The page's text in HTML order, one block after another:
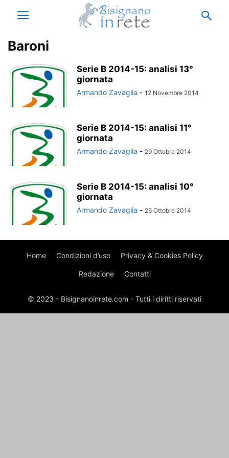
Baroni
Serie B 2014-15: analisi 13°
giornata
Armando Zavaglia - 12 Novembre 2014
Serie B 2014-15: analisi 11°
giornata
Armando Zavaglia - 29 Ottobre 2014
Serie B 2014-15: analisi 10°
giornata
Armando Zavaglia - 26 Ottobre 2014
Home Condizioni d’uso Privacy & Cookies Policy
Redazione Contatti
© 2023 - Bisignanoinrete.com - Tutti i diritti riservati